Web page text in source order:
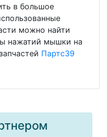
в большое
можно найти
нажатий мышки на
Партс39